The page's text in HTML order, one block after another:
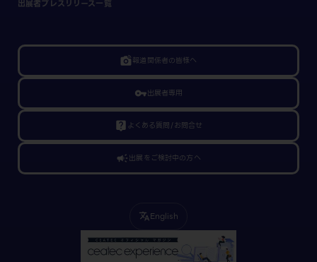
出展者プレスリリース一覧
linked_camera報道関係者の皆様へ
vpn_key出展者専用
live_help よくある質問/お問合せ
campaign出展をご検討中の方へ
translateEnglish